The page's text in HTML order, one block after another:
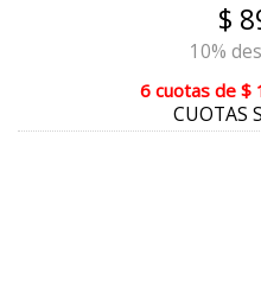
PELTRE
HEBANO
$
10%
6 cuotas de $
CUOTAS